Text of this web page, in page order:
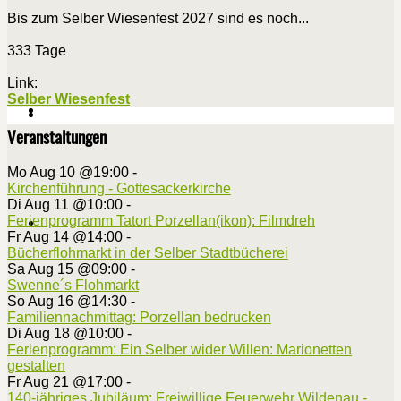
Bis zum Selber Wiesenfest 2027 sind es noch...
333 Tage
Link:
Selber Wiesenfest
Veranstaltungen
Mo Aug 10 @19:00 -
Kirchenführung - Gottesackerkirche
Di Aug 11 @10:00 -
Ferienprogramm Tatort Porzellan(ikon): Filmdreh
Fr Aug 14 @14:00 -
Bücherflohmarkt in der Selber Stadtbücherei
Sa Aug 15 @09:00 -
Swenne´s Flohmarkt
So Aug 16 @14:30 -
Familiennachmittag: Porzellan bedrucken
Di Aug 18 @10:00 -
Ferienprogramm: Ein Selber wider Willen: Marionetten
gestalten
Fr Aug 21 @17:00 -